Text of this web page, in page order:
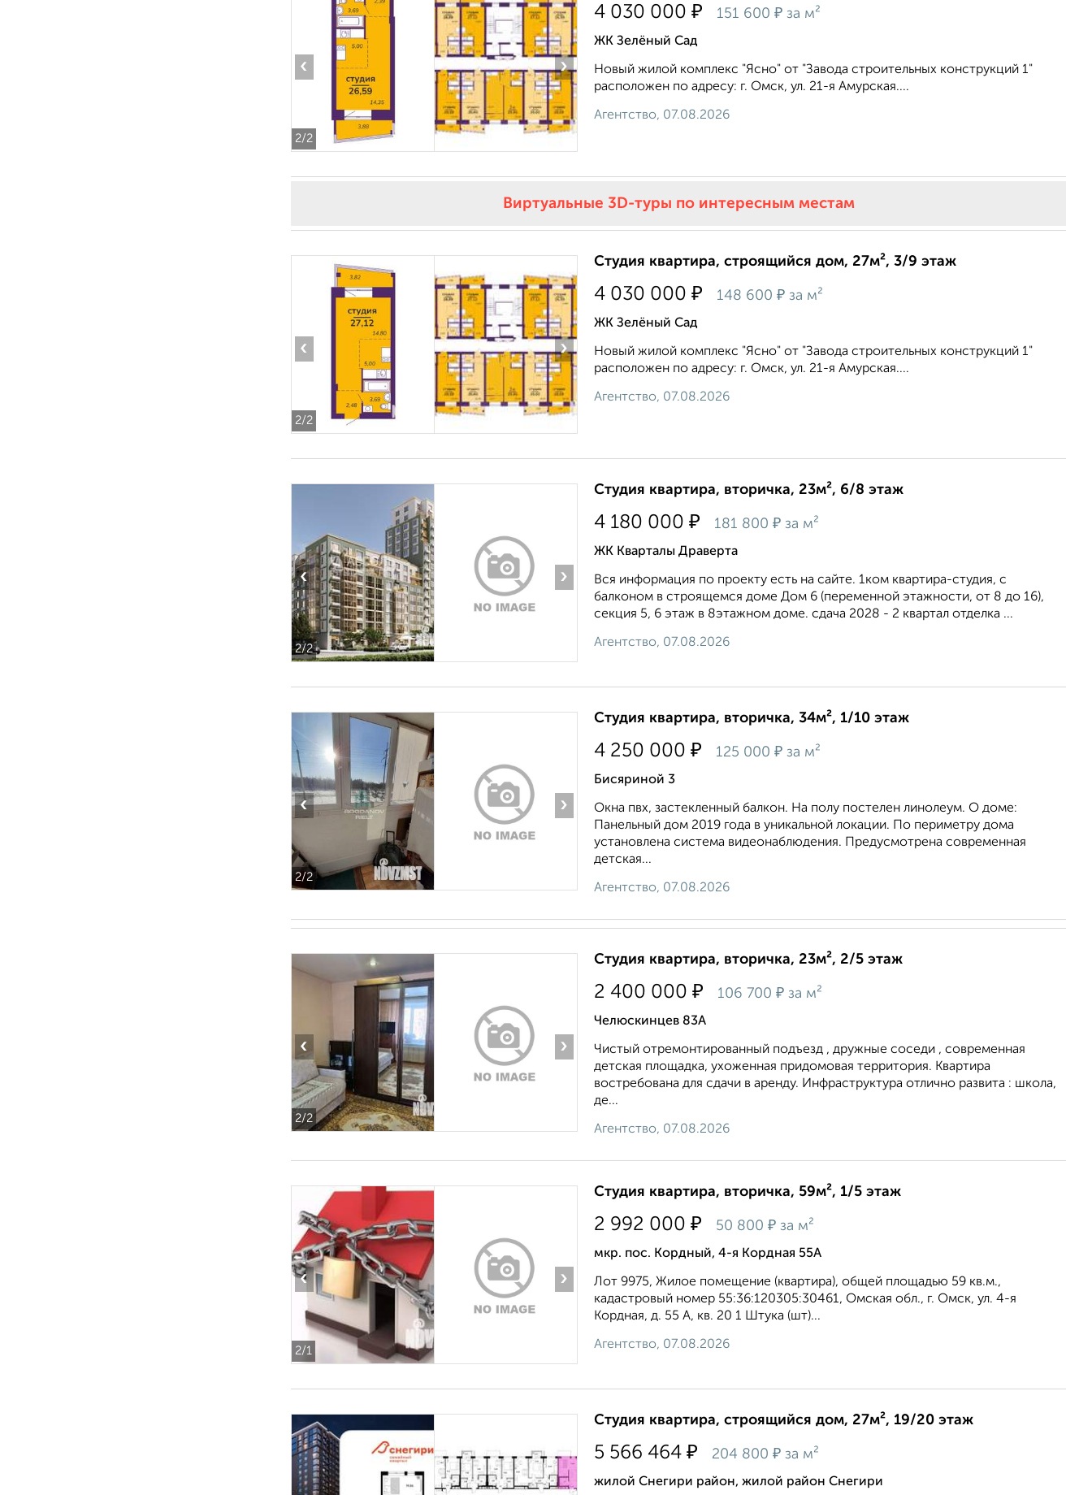
2/2
‹ ›
4 030 000 ₽ 151 600 ₽ за м²
ЖК Зелёный Сад
Новый жилой комплекс "Ясно" от "Завода строительных конструкций 1"
расположен по адресу: г. Омск, ул. 21-я Амурская....
Агентство, 07.08.2026
Виртуальные 3D-туры по интересным местам
2/2
‹ ›
Студия квартира, строящийся дом, 27м², 3/9 этаж
4 030 000 ₽ 148 600 ₽ за м²
ЖК Зелёный Сад
Новый жилой комплекс "Ясно" от "Завода строительных конструкций 1"
расположен по адресу: г. Омск, ул. 21-я Амурская....
Агентство, 07.08.2026
2/2
‹ ›
Студия квартира, вторичка, 23м², 6/8 этаж
4 180 000 ₽ 181 800 ₽ за м²
ЖК Кварталы Драверта
Вся информация по проекту есть на сайте. 1ком квартира-студия, с
балконом в строящемся доме Дом 6 (переменной этажности, от 8 до 16),
секция 5, 6 этаж в 8этажном доме. сдача 2028 - 2 квартал отделка ...
Агентство, 07.08.2026
2/2
‹ ›
Студия квартира, вторичка, 34м², 1/10 этаж
4 250 000 ₽ 125 000 ₽ за м²
Бисяриной 3
Окна пвх, застекленный балкон. На полу постелен линолеум. О доме:
Панельный дом 2019 года в уникальной локации. По периметру дома
установлена система видеонаблюдения. Предусмотрена современная
детская...
Агентство, 07.08.2026
2/2
‹ ›
Студия квартира, вторичка, 23м², 2/5 этаж
2 400 000 ₽ 106 700 ₽ за м²
Челюскинцев 83А
Чиcтый отремонтированный подъезд , дружные соседи , современная
детская площадка, ухоженная придомовая территория. Квартира
востребована для сдачи в аренду. Инфраструктура отлично развита : школа,
де...
Агентство, 07.08.2026
2/1
‹ ›
Студия квартира, вторичка, 59м², 1/5 этаж
2 992 000 ₽ 50 800 ₽ за м²
мкр. пос. Кордный, 4-я Кордная 55А
Лот 9975, Жилое помещение (квартира), общей площадью 59 кв.м.,
кадастровый номер 55:36:120305:30461, Омская обл., г. Омск, ул. 4-я
Кордная, д. 55 А, кв. 20 1 Штука (шт)...
Агентство, 07.08.2026
Студия квартира, строящийся дом, 27м², 19/20 этаж
5 566 464 ₽ 204 800 ₽ за м²
жилой Снегири район, жилой район Снегири